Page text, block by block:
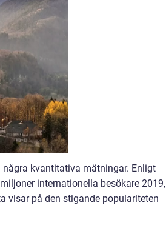
kvantitativa mätningar. Enligt
internationella besökare 2019,
visar på den stigande populariteten